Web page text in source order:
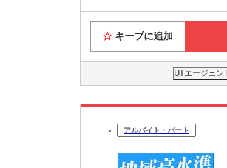
キープに追加
UTエージェン
アルバイト・パート